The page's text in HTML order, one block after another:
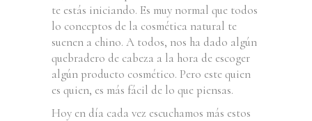
te estás iniciando. Es muy normal que todos
lo conceptos de la cosmética natural te
suenen a chino. A todos, nos ha dado algún
quebradero de cabeza a la hora de escoger
algún producto cosmético. Pero este quien
es quien, es más fácil de lo que piensas.
Hoy en día cada vez escuchamos más estos